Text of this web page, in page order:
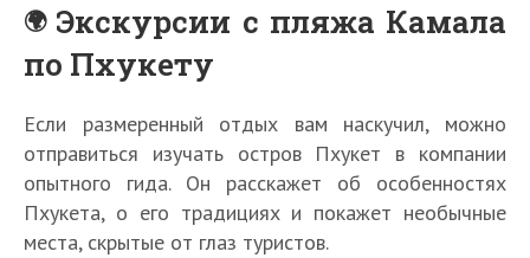
Экскурсии с пляжа Камала
по Пхукету
Если размеренный отдых вам наскучил, можно
отправиться изучать остров Пхукет в компании
опытного гида. Он расскажет об особенностях
Пхукета, о его традициях и покажет необычные
места, скрытые от глаз туристов.